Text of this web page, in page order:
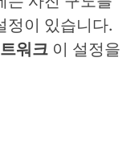
정이 있습니다.
워크 이 설정을